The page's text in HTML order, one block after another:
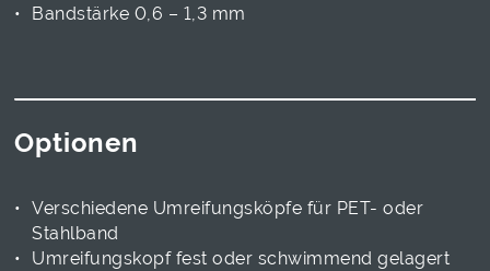
Bandstärke 0,6 – 1,3 mm
Optionen
Verschiedene Umreifungsköpfe für PET- oder
Stahlband
Umreifungskopf fest oder schwimmend gelagert